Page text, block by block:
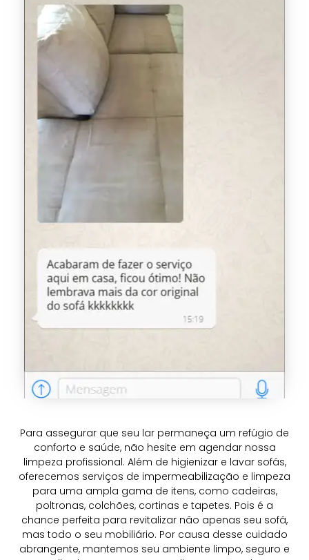
Para assegurar que seu lar permaneça um refúgio de
conforto e saúde, não hesite em agendar nossa
limpeza profissional. Além de higienizar e lavar sofás,
oferecemos serviços de impermeabilização e limpeza
para uma ampla gama de itens, como cadeiras,
poltronas, colchões, cortinas e tapetes. Pois é a
chance perfeita para revitalizar não apenas seu sofá,
mas todo o seu mobiliário. Por causa desse cuidado
abrangente, mantemos seu ambiente limpo, seguro e